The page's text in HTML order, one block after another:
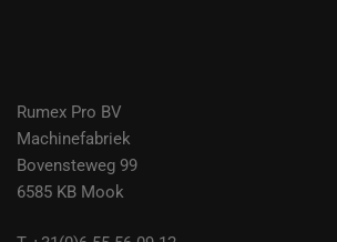
Rumex Pro BV
Machinefabriek
Bovensteweg 99
6585 KB Mook